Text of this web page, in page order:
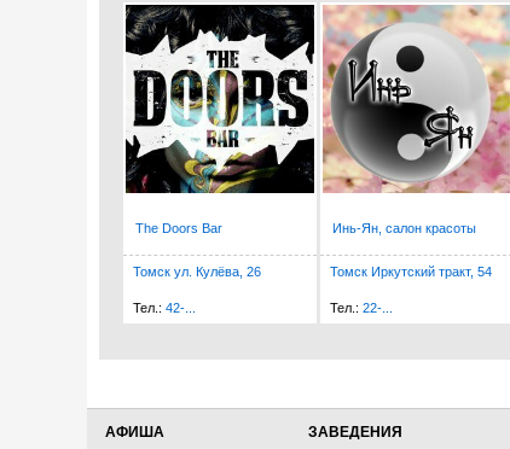
The Doors Bar
Томск ул. Кулёва, 26
Тел.: 42-...
Инь-Ян, салон красоты
Томск Иркутский тракт, 54
Тел.: 22-...
АФИША ЗАВЕДЕНИЯ